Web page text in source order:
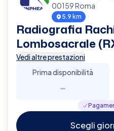
00159 Roma
5.9 km
Radiografia
Lombosacrale
Vedi altre prestazioni
Prima disponibilità
-
Scegli